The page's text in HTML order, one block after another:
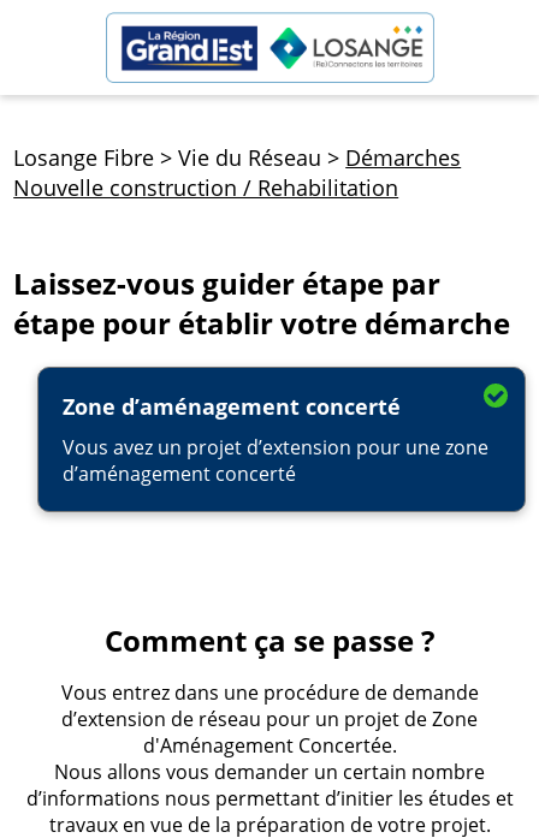
Losange Fibre >Vie du Réseau > Démarches
Nouvelle construction / Rehabilitation
Laissez-vous guider étape par
étape pour établir votre démarche
Zone d’aménagement concerté
Vous avez un projet d’extension pour une zone
d’aménagement concerté
Comment ça se passe ?
Vous entrez dans une procédure de demande
d’extension de réseau pour un projet de Zone
d'Aménagement Concertée.
Nous allons vous demander un certain nombre
d’informations nous permettant d’initier les études et
travaux en vue de la préparation de votre projet.